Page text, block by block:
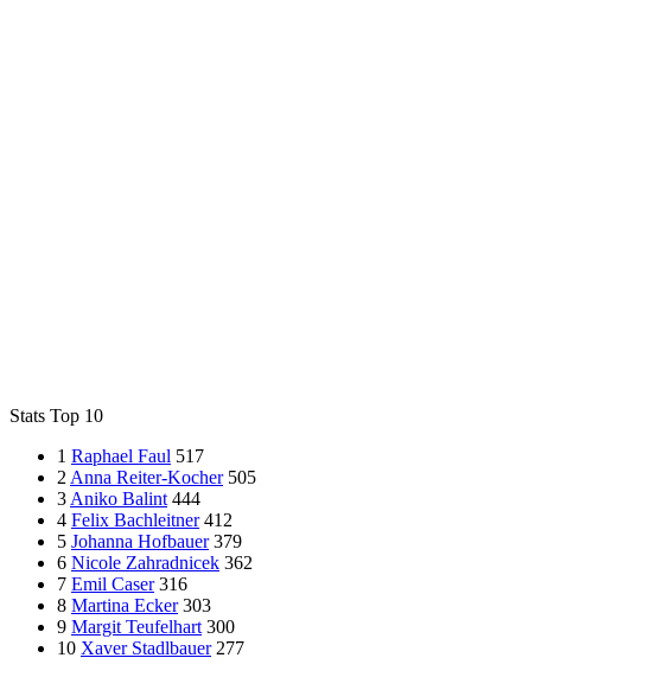
Stats Top 10
1 Raphael Faul 517
2Anna Reiter-Kocher 505
3Aniko Balint 444
4 Felix Bachleitner 412
5 Johanna Hofbauer 379
6 Nicole Zahradnicek 362
7 Emil Caser 316
8 Martina Ecker 303
9 Margit Teufelhart 300
10 Xaver Stadlbauer 277